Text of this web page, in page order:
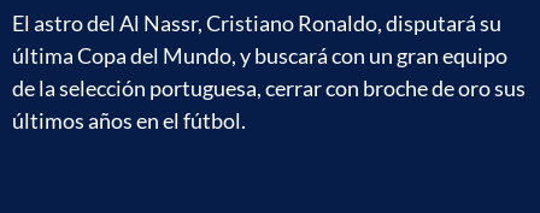
El astro del Al Nassr, Cristiano Ronaldo, disputará su
última Copa del Mundo, y buscará con un gran equipo
de la selección portuguesa, cerrar con broche de oro sus
últimos años en el fútbol.